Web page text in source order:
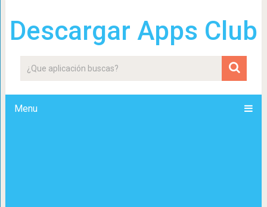
Descargar Apps Club
Menu